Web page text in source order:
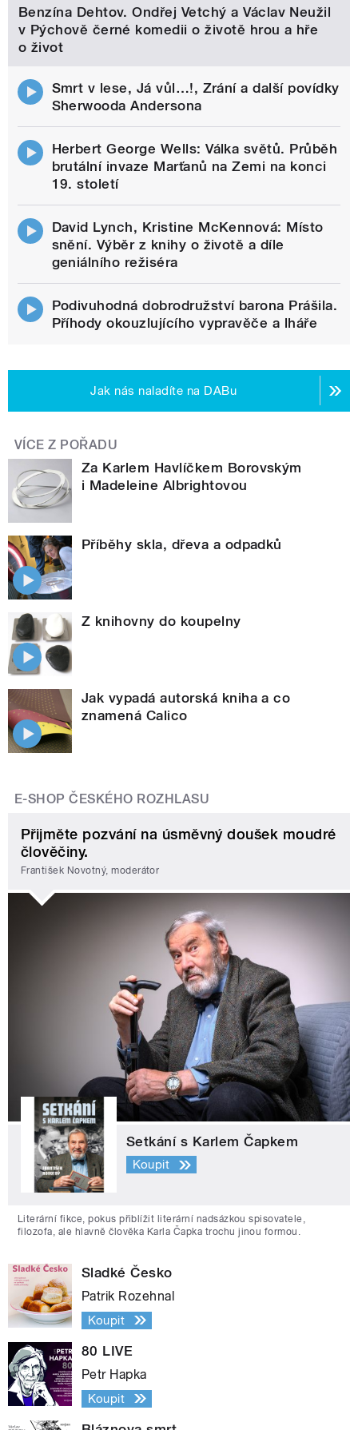
Benzína Dehtov. Ondřej Vetchý a Václav Neužil
v Pýchově černé komedii o životě hrou a hře
o život
Smrt v lese, Já vůl…!, Zrání a další povídky
Sherwooda Andersona
Herbert George Wells: Válka světů. Průběh
brutální invaze Marťanů na Zemi na konci
19. století
David Lynch, Kristine McKennová: Místo
snění. Výběr z knihy o životě a díle
geniálního režiséra
Podivuhodná dobrodružství barona Prášila.
Příhody okouzlujícího vypravěče a lháře
Jak nás naladíte na DABu
VÍCE Z POŘADU
Za Karlem Havlíčkem Borovským
i Madeleine Albrightovou
Příběhy skla, dřeva a odpadků
Z knihovny do koupelny
Jak vypadá autorská kniha a co
znamená Calico
E-SHOP ČESKÉHO ROZHLASU
Přijměte pozvání na úsměvný doušek moudré
člověčiny.
František Novotný, moderátor
Setkání s Karlem Čapkem
Koupit
Literární fikce, pokus přiblížit literární nadsázkou spisovatele,
filozofa, ale hlavně člověka Karla Čapka trochu jinou formou.
Sladké Česko
Patrik Rozehnal
Koupit
80 LIVE
Petr Hapka
Koupit